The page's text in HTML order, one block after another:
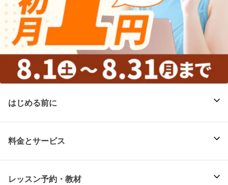
はじめる前に
料金とサービス
レッスン予約・教材